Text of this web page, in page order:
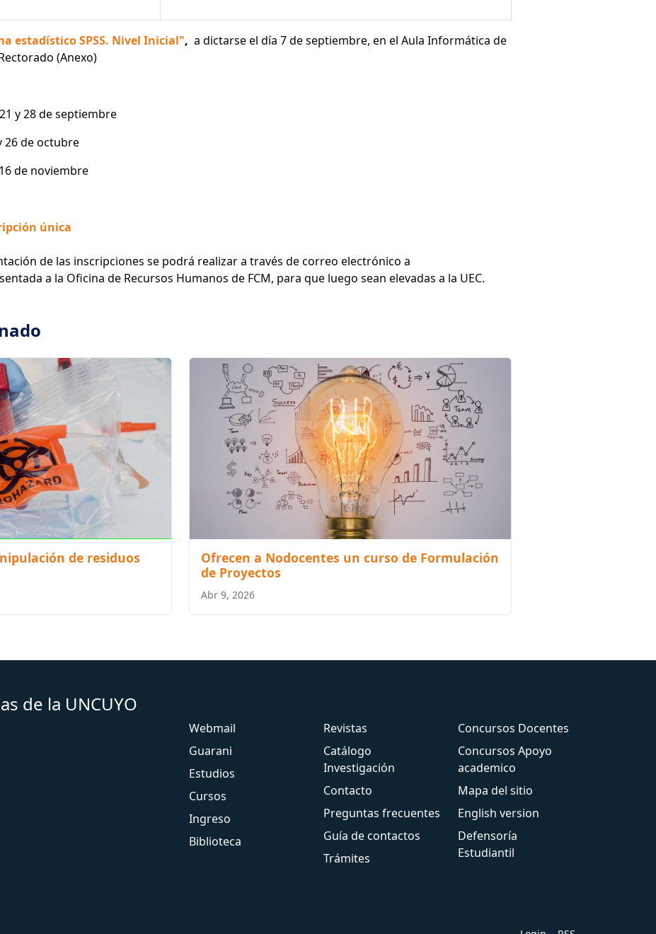
estadístico SPSS. Nivel Inicial", a dictarse el día 7 de septiembre, en el Aula Informática de
(Anexo)
septiembre
octubre
única
de las inscripciones se podrá realizar a través de correo electrónico a
a la Oficina de Recursos Humanos de FCM, para que luego sean elevadas a la UEC.
de residuos
Ofrecen a Nodocentes un curso de Formulación
de Proyectos
Abr 9, 2026
de la UNCUYO
Webmail
Guarani
Estudios
Cursos
Ingreso
Biblioteca
Revistas
Catálogo
Investigación
Contacto
Preguntas frecuentes
Guía de contactos
Trámites
Concursos Docentes
Concursos Apoyo
academico
Mapa del sitio
English version
Defensoría
Estudiantil